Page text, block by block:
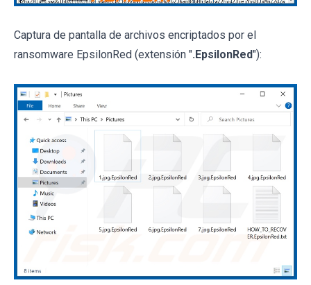
Captura de pantalla de archivos encriptados por el
ransomware EpsilonRed (extensión ".EpsilonRed"):